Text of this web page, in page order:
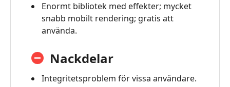
Enormt bibliotek med effekter; mycket
snabb mobilt rendering; gratis att
använda.
Nackdelar
Integritetsproblem för vissa användare.